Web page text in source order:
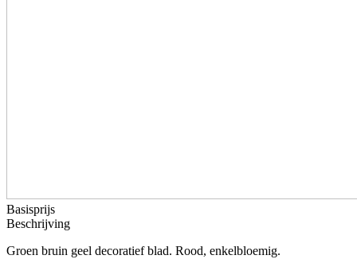
Basisprijs
Beschrijving
Groen bruin geel decoratief blad. Rood, enkelbloemig.